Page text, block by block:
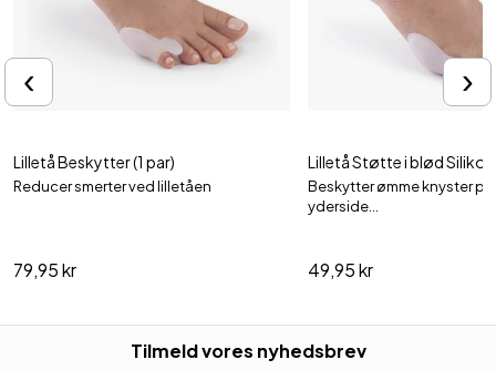
Lilletå Beskytter (1 par)
Reducer smerter ved lilletåen
79,95 kr
Lilletå Støtte i blød
Beskytter ømme knyster
yderside...
49,95 kr
‹ ›
Tilmeld vores nyhedsbrev